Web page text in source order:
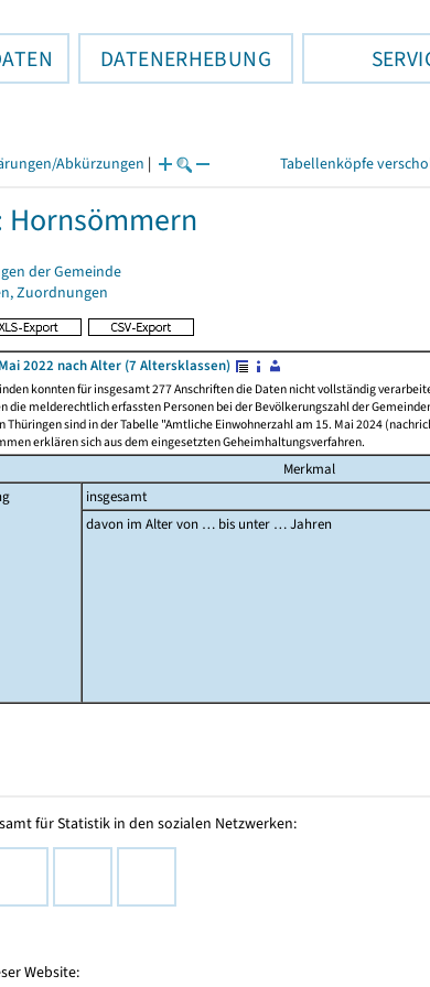
DATENERHEBUNG
Abkürzungen | Tabellenköpfe
Hornsömmern
der Gemeinde
Zuordnungen
2022 nach Alter (7 Altersklassen)
konnten für insgesamt 277 Anschriften die Daten nicht vollständig
die melderechtlich erfassten Personen bei der Bevölkerungszahl der
Thüringen sind in der Tabelle "Amtliche Einwohnerzahl am 15. Mai 2024
erklären sich aus dem eingesetzten Geheimhaltungsverfahren.
Merkmal
insgesamt
davon im Alter von … bis unter … Jahren
für Statistik in den sozialen Netzwerken:
Website: